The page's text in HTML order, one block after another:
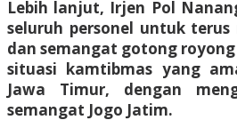
Lebih lanjut, Irjen Pol
seluruh personel untuk
dan semangat gotong
situasi kamtibmas yang
Jawa Timur, dengan
semangat Jogo Jatim.